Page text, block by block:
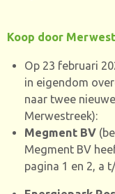
Koop door
Op 23 februari
in eigendom
naar twee
Merwestreek):
Megment BV
Megment BV
pagina 1 en 2, a